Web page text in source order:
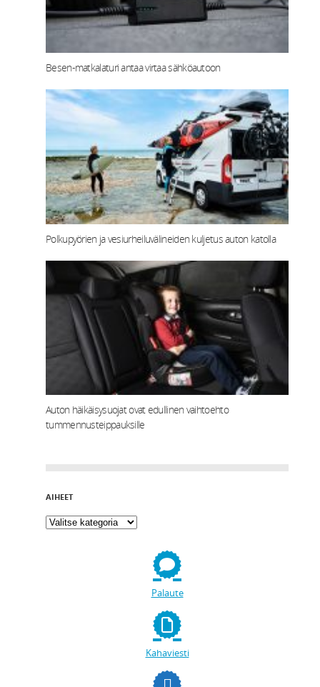
Besen-matkalaturi antaa virtaa sähköautoon
Polkupyörien ja vesiurheiluvälineiden kuljetus auton katolla
Auton häikäisysuojat ovat edullinen vaihtoehto
tummennusteippauksille
AIHEET
Palaute
Kahaviesti